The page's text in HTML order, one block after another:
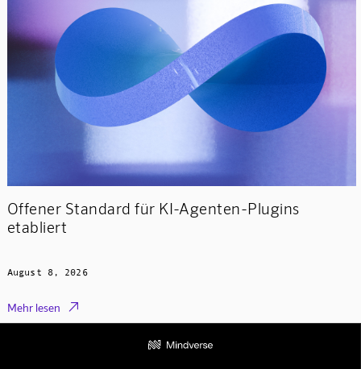
Offener Standard für KI-Agenten-Plugins
etabliert
August 8, 2026
Mehr lesen 